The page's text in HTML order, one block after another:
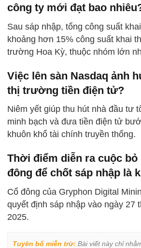
công ty mới đạt bao
Sau sáp nhập, tổng công suất
khoảng hơn 15% công suất khai
trường Hoa Kỳ, thuộc nhóm lớn
Việc lên sàn Nasdaq ảnh
thị trường tiền điện tử?
Niêm yết giúp thu hút nhà đầu tư
minh bạch và đưa tiền điện tử
khuôn khổ tài chính truyền thống.
Thời điểm diễn ra cuộc bỏ
đông để chốt sáp nhập là
Cổ đông của Gryphon Digital
quyết định sáp nhập vào ngày 27
2025.
Tuyên bố miễn trừ: Bài viết này chỉ